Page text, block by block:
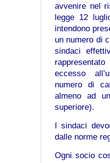
avvenire nel
legge 12
intendono
un numero di
sindaci
eccesso
numero di
almeno ad
superiore).
I sindaci
dalle norme
Ogni socio